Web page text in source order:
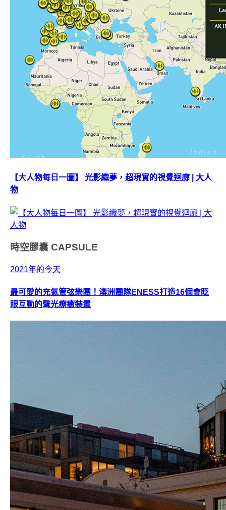
【大人物每日一圖】 光影織夢，超現實的視覺迴廊 | 大人
物
時空膠囊 CAPSULE
2021年的今天
最可愛的充氣管弦樂團！澳洲團隊ENESS打造16個會眨
眼互動的聲光療癒裝置